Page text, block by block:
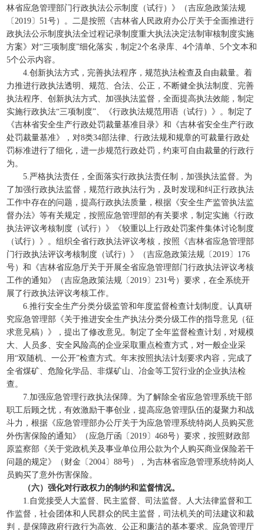
林省应急管理部门行政执法公示制度（试行）》（吉应急政策法规
〔2019〕51号）。二是按照《吉林省人民政府办公厅关于全面推进行
政执法公示制度执法全过程记录制度重大执法决定法制审核制度实施
方案》对“三项制度”细化落实，制定2个名录库、4个清单、5个文本和
5个公示内容。
4.创新执法方式，完善执法程序，规范执法检查及自由裁量。着
力推进行政执法透明、规范、合法、公正，不断健全执法制度、完善
执法程序、创新执法方式、加强执法监督，全面提高执法效能，制定
实施行政执法“三项制度”、《行政执法规范用语（试行）》。制定了
《吉林省安全生产行政处罚裁量基准目录》和《吉林省安全生产行政
处罚裁量基准》，对8类34部法律、行政法规和规章的可裁量行政处
罚标准进行了细化，进一步规范行政处罚，约束可自由裁量的行政行
为。
5.严格执法责任，全面落实行政执法责任制，加强执法监督。为
了加强行政执法监督，规范行政执法行为，及时发现和纠正行政执法
工作中存在的问题，提高行政执法质量，根据《安全生产监管执法监
督办法》等有关规定，按照应急管理部的有关要求，制定实施《行政
执法评议考核制度（试行）》《较重以上行政处罚案件集体讨论制度
（试行）》。组织全省行政执法评议考核，按照《吉林省应急管理部
门行政执法评议考核制度（试行）》（吉应急政策法规〔2019〕176
号）和《吉林省应急厅关于开展全省应急管理部门行政执法评议考核
工作的通知》（吉应急政策法规〔2019〕231号）要求，在全系统开
展了行政执法评议考核工作。
6.推行安全生产分类分级监管和年度监督检查计划制度。认真研
究应急管理部《关于推进安全生产执法分类分级工作的指导意见（征
求意见稿）》，提出了修改意见。制定了全年监督检查计划，对规模
大、人员多、安全风险高的企业采取重点检查方式，对一般企业采
用“双随机、一公开”检查方式。年末按照执法计划要求内容，完成了
全省煤矿、危险化学品、非煤矿山、冶金等工贸行业的企业执法检
查。
7.加强应急管理行政执法保障。为了解除全省应急管理系统干部
职工后顾之忧，有效激励干事创业，提高应急管理队伍的凝聚力和战
斗力，根据《应急管理部办公厅关于为应急管理系统特岗人员购买意
外伤害保险的通知》（应急厅函〔2019〕468号）要求，按照财政部
原监察部《关于党政机关及事业单位用公款为个人购买商业保险若干
问题的规定》（财金〔2004〕88号），为吉林省应急管理系统特岗人
员购买了意外伤害保险。
（六）强化对行政权力的制约和监督情况。
1.自觉接受人大监督、民主监督、司法监督。人大法律监督和工
作监督，社会团体和人民群众的民主监督，司法机关的司法建议和裁
判，是保障政府行政行为高效、公正和廉洁的基本要求。应急管理厅